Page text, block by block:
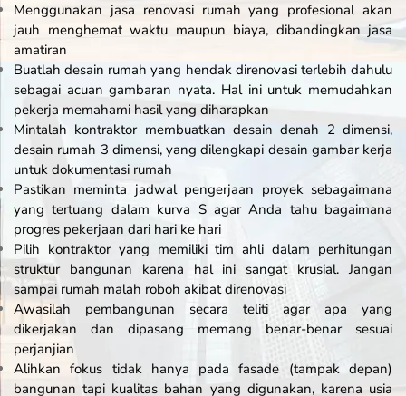
Menggunakan jasa renovasi rumah yang profesional akan
jauh menghemat waktu maupun biaya, dibandingkan jasa
amatiran
Buatlah desain rumah yang hendak direnovasi terlebih dahulu
sebagai acuan gambaran nyata. Hal ini untuk memudahkan
pekerja memahami hasil yang diharapkan
Mintalah kontraktor membuatkan desain denah 2 dimensi,
desain rumah 3 dimensi, yang dilengkapi desain gambar kerja
untuk dokumentasi rumah
Pastikan meminta jadwal pengerjaan proyek sebagaimana
yang tertuang dalam kurva S agar Anda tahu bagaimana
progres pekerjaan dari hari ke hari
Pilih kontraktor yang memiliki tim ahli dalam perhitungan
struktur bangunan karena hal ini sangat krusial. Jangan
sampai rumah malah roboh akibat direnovasi
Awasilah pembangunan secara teliti agar apa yang
dikerjakan dan dipasang memang benar-benar sesuai
perjanjian
Alihkan fokus tidak hanya pada fasade (tampak depan)
bangunan tapi kualitas bahan yang digunakan, karena usia